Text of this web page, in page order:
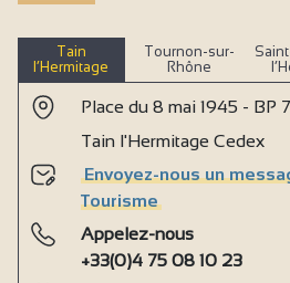
Tain
l’Hermitage
Tournon-sur-
Rhône
Place du 8 mai 1945 - BP
Tain l'Hermitage Cedex
Envoyez-nous un
Tourisme
Appelez-nous
+33(0)4 75 08 10 23